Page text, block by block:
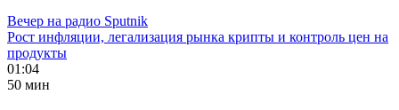
Вечер на радио Sputnik
Рост инфляции, легализация рынка крипты и контроль цен на
продукты
01:04
50 мин